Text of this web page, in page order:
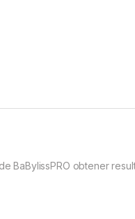
BaBylissPRO obtener